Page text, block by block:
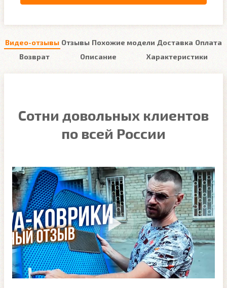
Видео-отзывы Отзывы Похожие модели Доставка Оплата
Возврат
Описание Характеристики
Сотни довольных клиентов
по всей России